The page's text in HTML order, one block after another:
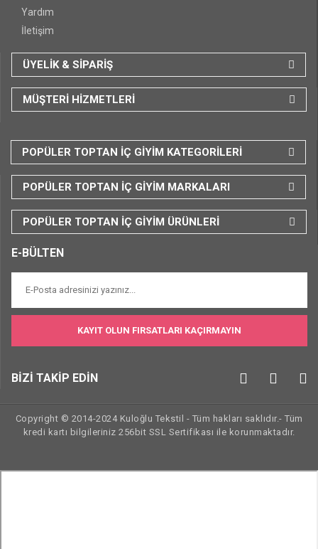
Yardım
İletişim
ÜYELİK & SİPARİŞ
MÜŞTERİ HİZMETLERİ
POPÜLER TOPTAN İÇ GİYİM KATEGORİLERİ
POPÜLER TOPTAN İÇ GİYİM MARKALARI
POPÜLER TOPTAN İÇ GİYİM ÜRÜNLERİ
E-BÜLTEN
KAYIT OLUN FIRSATLARI KAÇIRMAYIN
BİZİ TAKİP EDİN
Copyright © 2014-2024 Kuloğlu Tekstil - Tüm hakları saklıdır.- Tüm
kredi kartı bilgileriniz 256bit SSL Sertifikası ile korunmaktadır.